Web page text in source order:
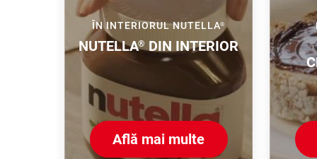
ÎN INTERIORUL NUTELLA®
NUTELLA®DIN INTERIOR
Află mai multe